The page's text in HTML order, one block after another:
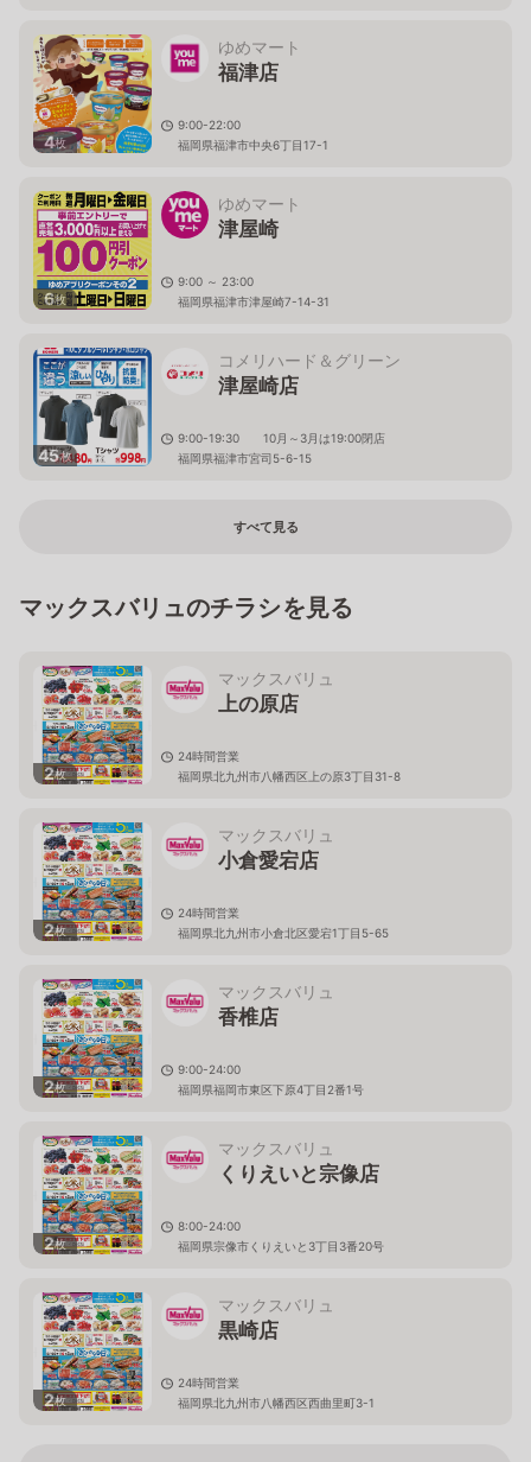
4枚
ゆめマート
福津店
9:00-22:00
福岡県福津市中央6丁目17-1
6枚
ゆめマート
津屋崎
9:00 ～ 23:00
福岡県福津市津屋崎7-14-31
45枚
コメリハード＆グリーン
津屋崎店
9:00-19:30 10月～3月は19:00閉店
福岡県福津市宮司5-6-15
すべて見る
マックスバリュのチラシを見る
2枚
マックスバリュ
上の原店
24時間営業
福岡県北九州市八幡西区上の原3丁目31-8
2枚
マックスバリュ
小倉愛宕店
24時間営業
福岡県北九州市小倉北区愛宕1丁目5-65
2枚
マックスバリュ
香椎店
9:00-24:00
福岡県福岡市東区下原4丁目2番1号
2枚
マックスバリュ
くりえいと宗像店
8:00-24:00
福岡県宗像市くりえいと3丁目3番20号
2枚
マックスバリュ
黒崎店
24時間営業
福岡県北九州市八幡西区西曲里町3-1